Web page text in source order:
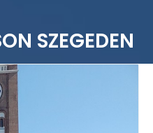
SZEGEDEN